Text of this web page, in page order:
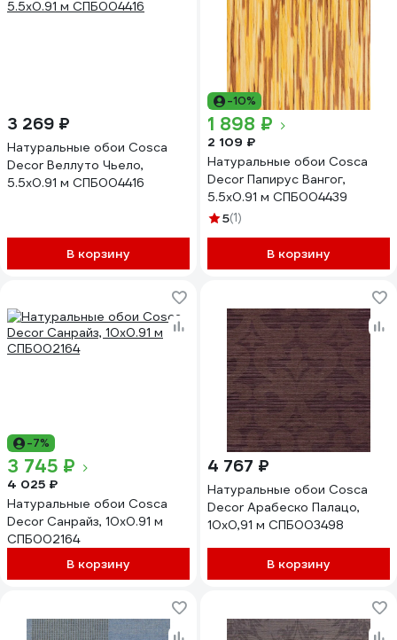
3 269 ₽
Натуральные обои Cosca
Decor Веллуто Чьело,
5.5x0.91 м СПБ004416
В корзину
-10%
1 898 ₽
2 109 ₽
Натуральные обои Cosca
Decor Папирус Вангог,
5.5x0.91 м СПБ004439
5(1)
В корзину
-7%
3 745 ₽
4 025 ₽
Натуральные обои Cosca
Decor Санрайз, 10x0.91 м
СПБ002164
В корзину
4 767 ₽
Натуральные обои Cosca
Decor Арабеско Палацо,
10x0,91 м СПБ003498
В корзину